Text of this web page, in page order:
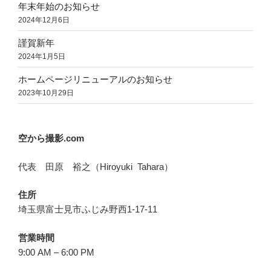
年末年始のお知らせ
2024年12月6日
謹賀新年
2024年1月5日
ホームページリニューアルのお知らせ
2023年10月29日
空から撮影.com
代表 田原 裕之（Hiroyuki Tahara）
住所
埼玉県富士見市ふじみ野西1-17-11
営業時間
9:00 AM – 6:00 PM